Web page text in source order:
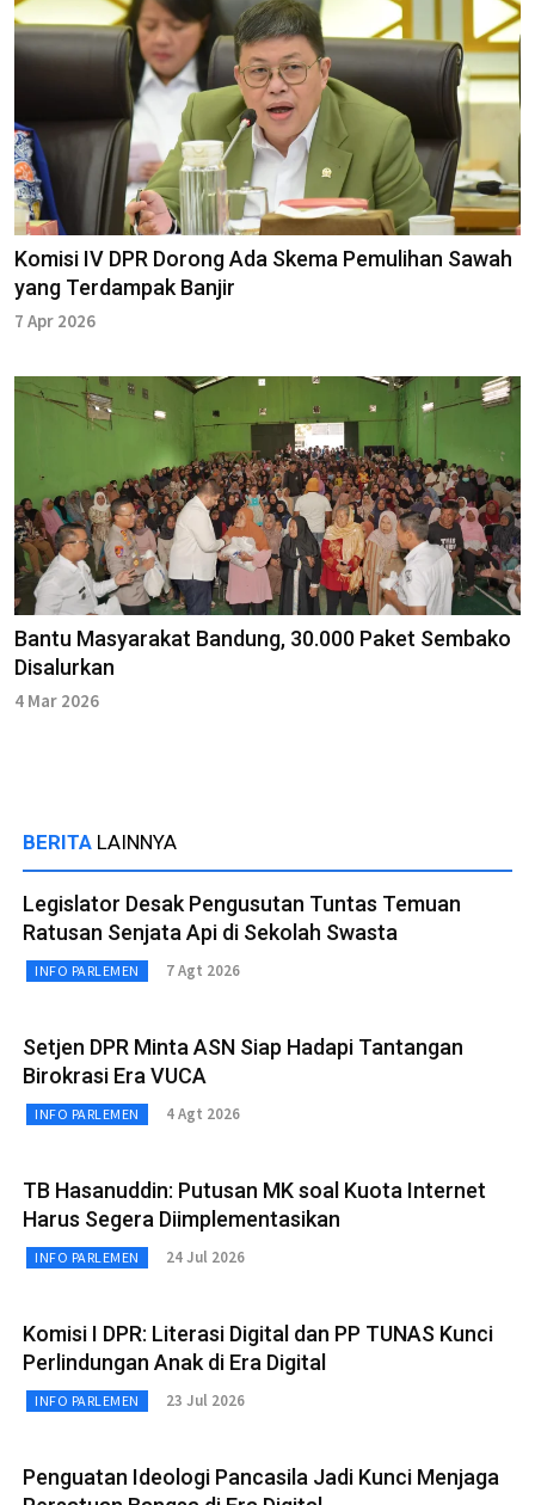
Komisi IV DPR Dorong Ada Skema Pemulihan Sawah
yang Terdampak Banjir
7 Apr 2026
Bantu Masyarakat Bandung, 30.000 Paket Sembako
Disalurkan
4 Mar 2026
BERITA LAINNYA
Legislator Desak Pengusutan Tuntas Temuan
Ratusan Senjata Api di Sekolah Swasta
INFO PARLEMEN 7 Agt 2026
Setjen DPR Minta ASN Siap Hadapi Tantangan
Birokrasi Era VUCA
INFO PARLEMEN 4 Agt 2026
TB Hasanuddin: Putusan MK soal Kuota Internet
Harus Segera Diimplementasikan
INFO PARLEMEN 24 Jul 2026
Komisi I DPR: Literasi Digital dan PP TUNAS Kunci
Perlindungan Anak di Era Digital
INFO PARLEMEN 23 Jul 2026
Penguatan Ideologi Pancasila Jadi Kunci Menjaga